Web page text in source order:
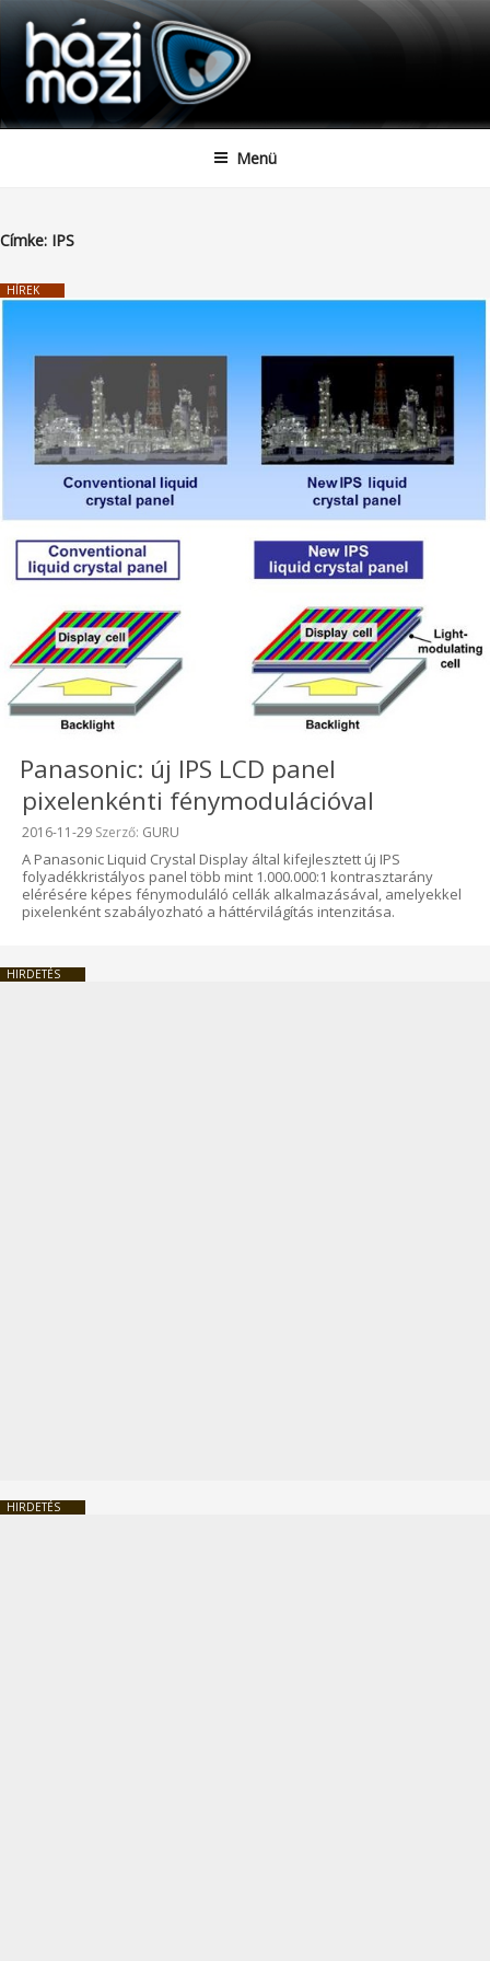
Tartalomhoz
HAZIMOZI
Menü
Címke: IPS
HÍREK
Panasonic: új IPS LCD panel
pixelenkénti fénymodulációval
Beküldve:
2016-11-29 Szerző: GURU
A Panasonic Liquid Crystal Display által kifejlesztett új IPS
folyadékkristályos panel több mint 1.000.000:1 kontrasztarány
elérésére képes fénymoduláló cellák alkalmazásával, amelyekkel
pixelenként szabályozható a háttérvilágítás intenzitása.
HIRDETÉS
HIRDETÉS